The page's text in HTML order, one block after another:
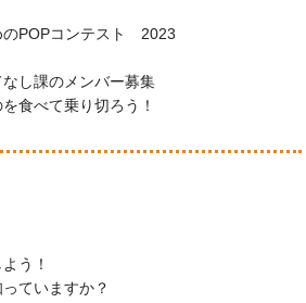
のPOPコンテスト 2023
し課のメンバー募集
食べて乗り切ろう！
う！
ていますか？